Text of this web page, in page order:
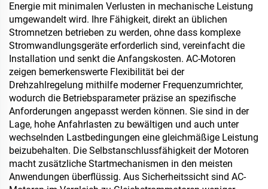
Energie mit minimalen Verlusten in mechanische Leistung
umgewandelt wird. Ihre Fähigkeit, direkt an üblichen
Stromnetzen betrieben zu werden, ohne dass komplexe
Stromwandlungsgeräte erforderlich sind, vereinfacht die
Installation und senkt die Anfangskosten. AC-Motoren
zeigen bemerkenswerte Flexibilität bei der
Drehzahlregelung mithilfe moderner Frequenzumrichter,
wodurch die Betriebsparameter präzise an spezifische
Anforderungen angepasst werden können. Sie sind in der
Lage, hohe Anfahrlasten zu bewältigen und auch unter
wechselnden Lastbedingungen eine gleichmäßige Leistung
beizubehalten. Die Selbstanschlussfähigkeit der Motoren
macht zusätzliche Startmechanismen in den meisten
Anwendungen überflüssig. Aus Sicherheitssicht sind AC-